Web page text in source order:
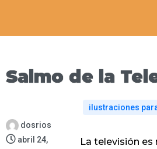
Salmo de la
dosrios
abril 24,
ilustraciones
La televisión